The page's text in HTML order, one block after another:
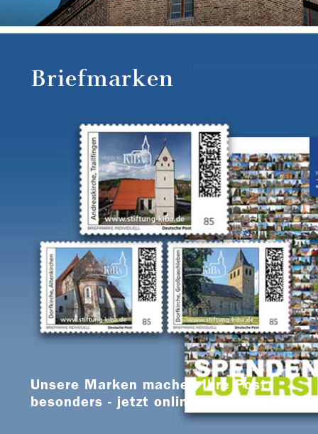
Briefmarken
Unsere Marken machen Ihre Post
besonders - jetzt online bestellen